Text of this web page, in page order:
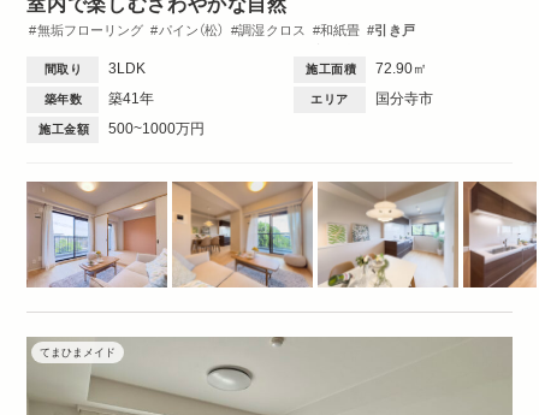
室内で楽しむさわやかな自然
無垢フローリング パイン（松） 調湿クロス 和紙畳
引き戸
間取図
間取り 3LDK 施工面積 72.90㎡
築年数 築41年 エリア 国分寺市
施工金額 500~1000万円
てまひまメイド